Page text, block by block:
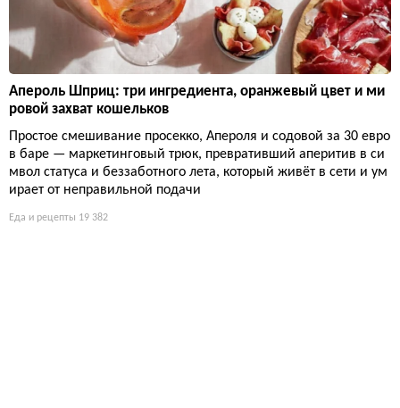
Апероль Шприц: три ингредиента, оранжевый цвет и ми
ровой захват кошельков
Простое смешивание просекко, Апероля и содовой за 30 евро
в баре — маркетинговый трюк, превративший аперитив в си
мвол статуса и беззаботного лета, который живёт в сети и ум
ирает от неправильной подачи
Еда и рецепты 19 382